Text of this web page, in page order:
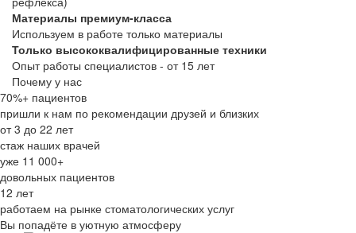
Материалы премиум-класса
Используем в работе только материалы
Только высококвалифицированные техники
Опыт работы специалистов - от 15 лет
Почему у нас
70%+ пациентов
пришли к нам по рекомендации друзей и близких
от 3 до 22 лет
стаж наших врачей
уже 11 000+
довольных пациентов
12 лет
работаем на рынке стоматологических услуг
Вы попадёте в уютную атмосферу